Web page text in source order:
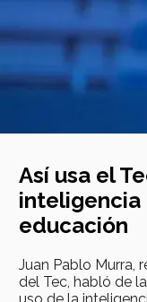
Así usa el
inteligencia
educación
Juan Pablo Murra,
del Tec, habló de